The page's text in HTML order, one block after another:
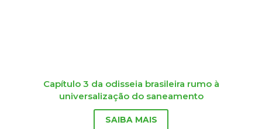
Capítulo 3 da odisseia brasileira rumo à
universalização do saneamento
SAIBA MAIS